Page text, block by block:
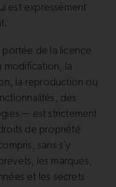
est expressément
portée de la licence
modification, la
la reproduction ou
des
— est strictement
de propriété
sans s’y
les marques,
et les secrets